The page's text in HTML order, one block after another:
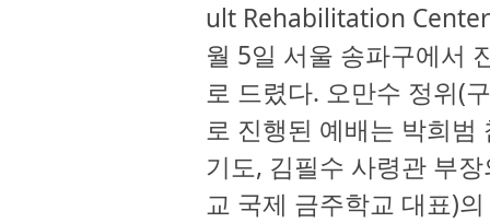
ult Rehabilitation
월 5일 서울 송파구에서
로 드렸다. 오만수 정위(
로 진행된 예배는 박희범
기도, 김필수 사령관 부
교 국제 금주학교 대표)